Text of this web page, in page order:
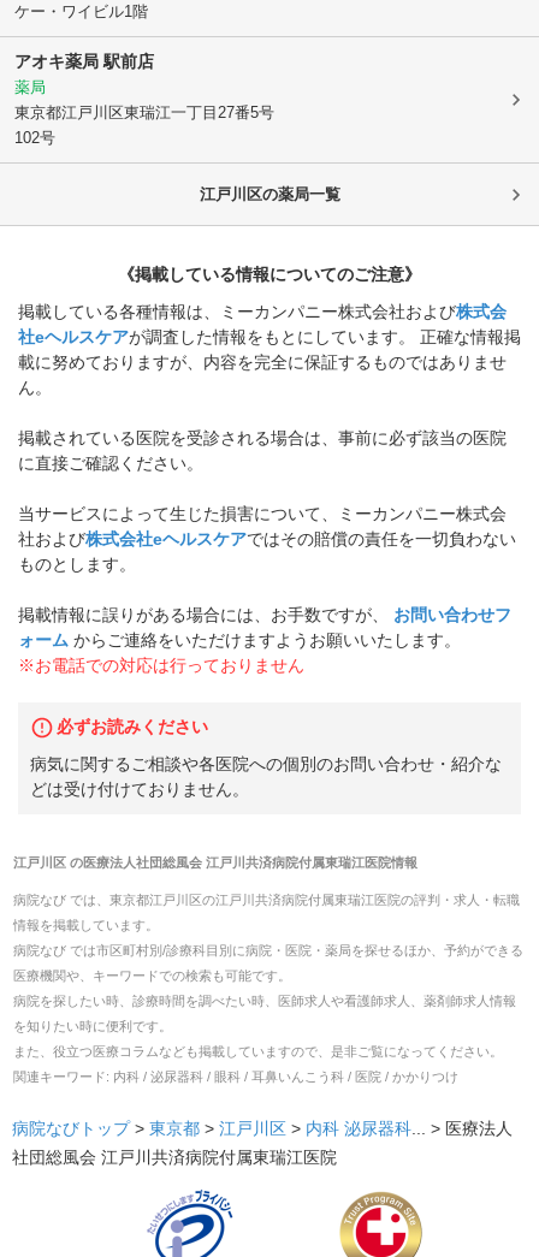
ケー・ワイビル1階
アオキ薬局 駅前店
薬局
東京都江戸川区東瑞江一丁目27番5号
102号
江戸川区の薬局一覧
《掲載している情報についてのご注意》
掲載している各種情報は、ミーカンパニー株式会社および株式会
社eヘルスケアが調査した情報をもとにしています。 正確な情報掲
載に努めておりますが、内容を完全に保証するものではありませ
ん。
掲載されている医院を受診される場合は、事前に必ず該当の医院
に直接ご確認ください。
当サービスによって生じた損害について、ミーカンパニー株式会
社および株式会社eヘルスケアではその賠償の責任を一切負わない
ものとします。
掲載情報に誤りがある場合には、お手数ですが、
お問い合わせフ
ォーム からご連絡をいただけますようお願いいたします。
※お電話での対応は行っておりません
必ずお読みください
病気に関するご相談や各医院への個別のお問い合わせ・紹介な
どは受け付けておりません。
江戸川区の医療法人社団総風会 江戸川共済病院付属東瑞江医院情報
病院なび では、 東京都江戸川区の江戸川共済病院付属東瑞江医院の評判・求人・転職
情報を掲載しています。
病院なび では市区町村別/診療科目別に病院・医院・薬局を探せるほか、予約ができる
医療機関や、キーワードでの検索も可能です。
病院を探したい時、診療時間を調べたい時、医師求人や看護師求人、薬剤師求人情報
を知りたい時に便利です。
また、役立つ医療コラムなども掲載していますので、是非ご覧になってください。
関連キーワード: 内科 / 泌尿器科 / 眼科 / 耳鼻いんこう科 / 医院 / かかりつけ
病院なびトップ > 東京都 > 江戸川区 > 内科 泌尿器科... > 医療法人
社団総風会 江戸川共済病院付属東瑞江医院